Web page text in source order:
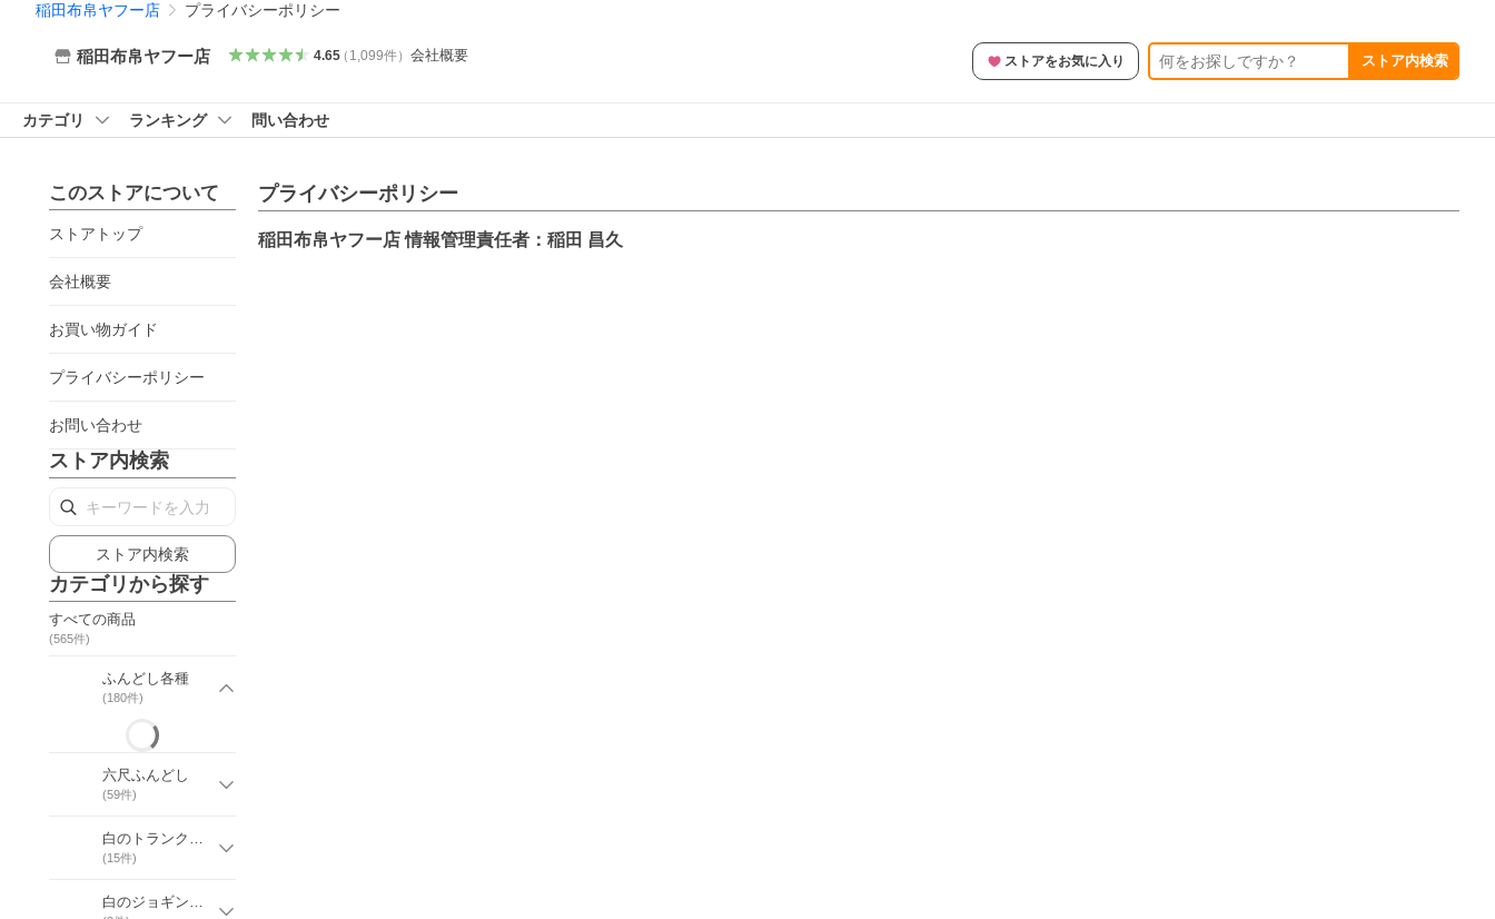
稲田布帛ヤフー店 プライバシーポリシー
稲田布帛ヤフー店 4.65（ 1,099件） 会社概要 ストアをお気に入り ストア内検索
カテゴリ ランキング 問い合わせ
このストアについて
ストアトップ
会社概要
お買い物ガイド
プライバシーポリシー
お問い合わせ
ストア内検索
ストア内検索
カテゴリから探す
すべての商品
(565件)
ふんどし各種
(180件)
六尺ふんどし
(59件)
白のトランクス【M〜８L】
(15件)
白のジョギングトランクス【S〜6L】
プライバシーポリシー
稲田布帛ヤフー店情報管理責任者： 稲田 昌久